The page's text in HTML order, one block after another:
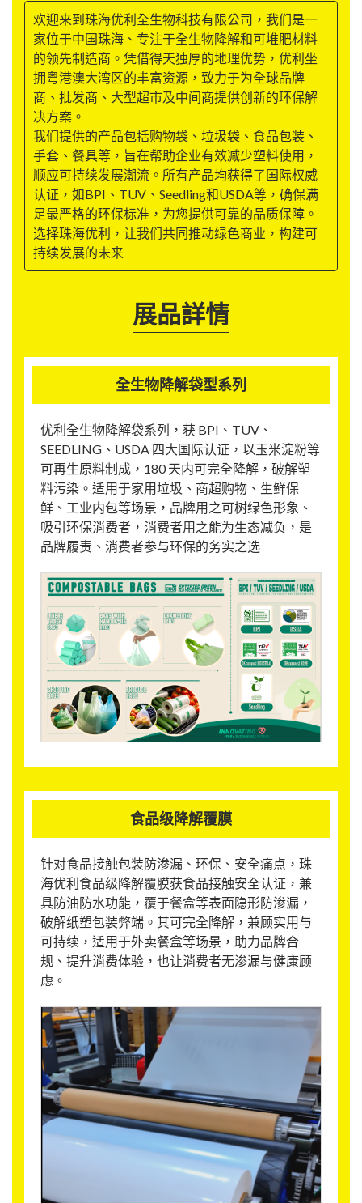
欢迎来到珠海优利全生物科技有限公司，我们是一
家位于中国珠海、专注于全生物降解和可堆肥材料
的领先制造商。凭借得天独厚的地理优势，优利坐
拥粤港澳大湾区的丰富资源，致力于为全球品牌
商、批发商、大型超市及中间商提供创新的环保解
决方案。
我们提供的产品包括购物袋、垃圾袋、食品包装、
手套、餐具等，旨在帮助企业有效减少塑料使用，
顺应可持续发展潮流。所有产品均获得了国际权威
认证，如BPI、TUV、Seedling和USDA等，确保满
足最严格的环保标准，为您提供可靠的品质保障。
选择珠海优利，让我们共同推动绿色商业，构建可
持续发展的未来
展品詳情
全生物降解袋型系列
优利全生物降解袋系列，获 BPI、TUV、
SEEDLING、USDA 四大国际认证，以玉米淀粉等
可再生原料制成，180 天内可完全降解，破解塑
料污染。适用于家用垃圾、商超购物、生鲜保
鲜、工业内包等场景，品牌用之可树绿色形象、
吸引环保消费者，消费者用之能为生态减负，是
品牌履责、消费者参与环保的务实之选
食品级降解覆膜
针对食品接触包装防渗漏、环保、安全痛点，珠
海优利食品级降解覆膜获食品接触安全认证，兼
具防油防水功能，覆于餐盒等表面隐形防渗漏，
破解纸塑包装弊端。其可完全降解，兼顾实用与
可持续，适用于外卖餐盒等场景，助力品牌合
规、提升消费体验，也让消费者无渗漏与健康顾
虑。